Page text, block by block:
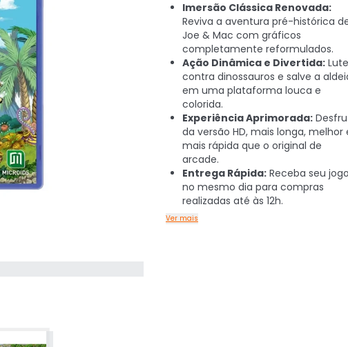
Imersão Clássica Renovada:
Reviva a aventura pré-histórica
Joe & Mac com gráficos
completamente reformulados.
Ação Dinâmica e Divertida: Lute
contra dinossauros e salve a
em uma plataforma louca e
colorida.
Experiência Aprimorada:
da versão HD, mais longa, melhor
mais rápida que o original de
arcade.
Entrega Rápida: Receba seu jogo
no mesmo dia para compras
realizadas até às 12h.
Ver mais